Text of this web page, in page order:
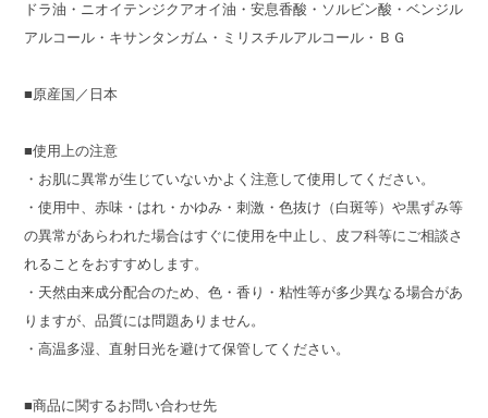
ドラ油・ニオイテンジクアオイ油・安息香酸・ソルビン酸・ベンジル
アルコール・キサンタンガム・ミリスチルアルコール・ＢＧ
■原産国／日本
■使用上の注意
・お肌に異常が生じていないかよく注意して使用してください。
・使用中、赤味・はれ・かゆみ・刺激・色抜け（白斑等）や黒ずみ等
の異常があらわれた場合はすぐに使用を中止し、皮フ科等にご相談さ
れることをおすすめします。
・天然由来成分配合のため、色・香り・粘性等が多少異なる場合があ
りますが、品質には問題ありません。
・高温多湿、直射日光を避けて保管してください。
■商品に関するお問い合わせ先